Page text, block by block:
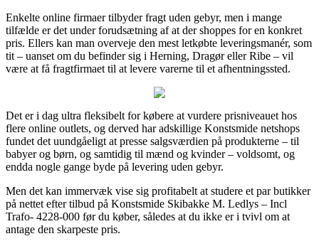
Enkelte online firmaer tilbyder fragt uden gebyr, men i mange
tilfælde er det under forudsætning af at der shoppes for en konkret
pris. Ellers kan man overveje den mest letkøbte leveringsmanér, som
tit – uanset om du befinder sig i Herning, Dragør eller Ribe – vil
være at få fragtfirmaet til at levere varerne til et afhentningssted.
Det er i dag ultra fleksibelt for købere at vurdere prisniveauet hos
flere online outlets, og derved har adskillige Konstsmide netshops
fundet det uundgåeligt at presse salgsværdien på produkterne – til
babyer og børn, og samtidig til mænd og kvinder – voldsomt, og
endda nogle gange byde på levering uden gebyr.
Men det kan immervæk vise sig profitabelt at studere et par butikker
på nettet efter tilbud på Konstsmide Skibakke M. Ledlys – Incl
Trafo- 4228-000 før du køber, således at du ikke er i tvivl om at
antage den skarpeste pris.